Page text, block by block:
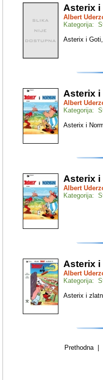
Asterix i
Albert
Kategorija:
Asterix i
Asterix i
Albert
Kategorija:
Asterix i
Asterix i
Albert
Kategorija:
Asterix
Albert
Kategorija:
Asterix i
Prethodna